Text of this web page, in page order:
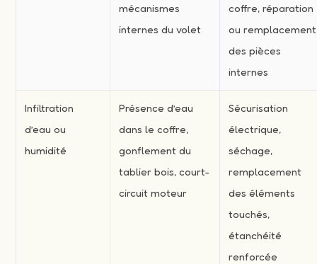
mécanismes
internes du volet
coffre, réparation
ou remplacement
des pièces
internes
Infiltration
d’eau ou
humidité
Présence d’eau
dans le coffre,
gonflement du
tablier bois, court-
circuit moteur
Sécurisation
électrique,
séchage,
remplacement
des éléments
touchés,
étanchéité
renforcée